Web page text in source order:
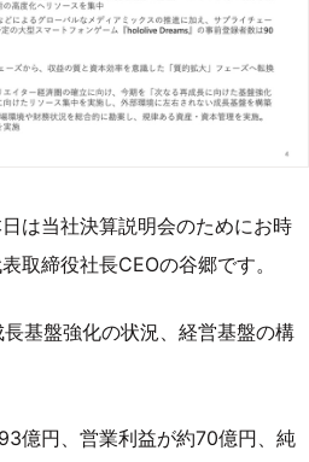
日は当社決算説明会のためにお時
取締役社長CEOの谷郷です。
基盤強化の状況、経営基盤の構
億円、営業利益が約70億円、純